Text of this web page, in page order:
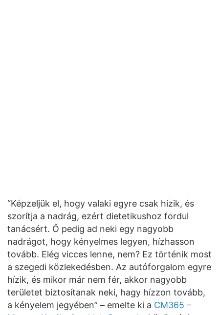
“Képzeljük el, hogy valaki egyre csak hízik, és
szorítja a nadrág, ezért dietetikushoz fordul
tanácsért. Ő pedig ad neki egy nagyobb
nadrágot, hogy kényelmes legyen, hízhasson
tovább. Elég vicces lenne, nem? Ez történik most
a szegedi közlekedésben. Az autóforgalom egyre
hízik, és mikor már nem fér, akkor nagyobb
területet biztosítanak neki, hagy hízzon tovább,
a kényelem jegyében” – emelte ki a CM365 –